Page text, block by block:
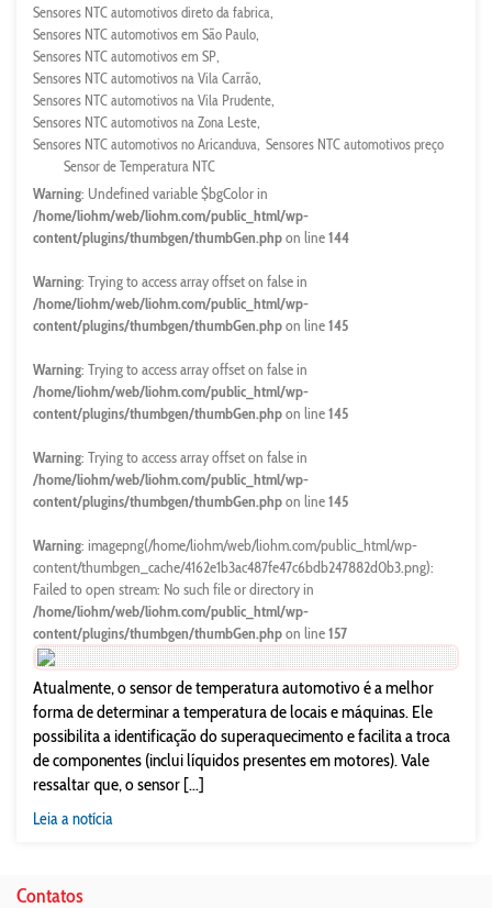
Sensores NTC automotivos direto da fabrica
Sensores NTC automotivos em São Paulo
Sensores NTC automotivos em SP
Sensores NTC automotivos na Vila Carrão
Sensores NTC automotivos na Vila Prudente
Sensores NTC automotivos na Zona Leste
Sensores NTC automotivos no Aricanduva Sensores NTC automotivos preço
Sensor de Temperatura NTC
Warning: Undefined variable $bgColor in
/home/liohm/web/liohm.com/public_html/wp-
content/plugins/thumbgen/thumbGen.phpon line144
Warning: Trying to access array offset on false in
/home/liohm/web/liohm.com/public_html/wp-
content/plugins/thumbgen/thumbGen.phpon line145
Warning: Trying to access array offset on false in
/home/liohm/web/liohm.com/public_html/wp-
content/plugins/thumbgen/thumbGen.phpon line145
Warning: Trying to access array offset on false in
/home/liohm/web/liohm.com/public_html/wp-
content/plugins/thumbgen/thumbGen.phpon line145
Warning: imagepng(/home/liohm/web/liohm.com/public_html/wp-
content/thumbgen_cache/4162e1b3ac487fe47c6bdb247882d0b3.png):
Failed to open stream: No such file or directory in
/home/liohm/web/liohm.com/public_html/wp-
content/plugins/thumbgen/thumbGen.phpon line157
Atualmente, o sensor de temperatura automotivo é a melhor
forma de determinar a temperatura de locais e máquinas. Ele
possibilita a identificação do superaquecimento e facilita a troca
de componentes (inclui líquidos presentes em motores). Vale
ressaltar que, o sensor [...]
Leia a notícia
Contatos